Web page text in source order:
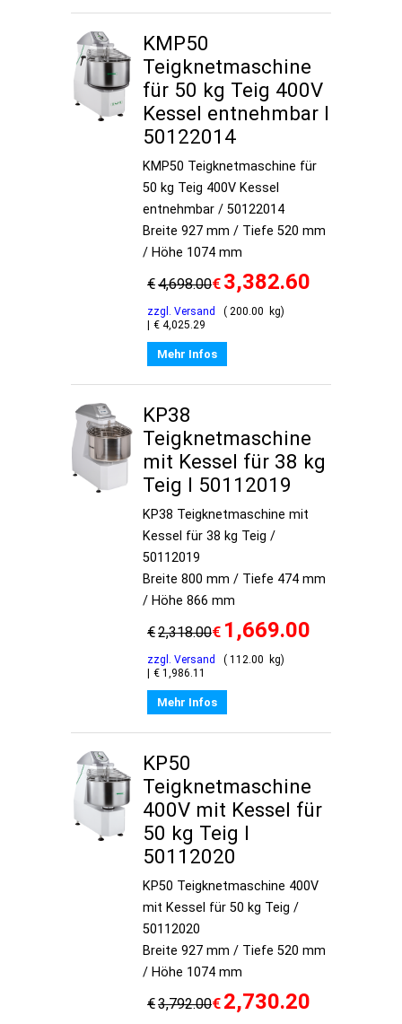
KMP50
Teigknetmaschine
für 50 kg Teig 400V
Kessel entnehmbar I
50122014
KMP50 Teigknetmaschine für
50 kg Teig 400V Kessel
entnehmbar / 50122014
Breite 927 mm / Tiefe 520 mm
/ Höhe 1074 mm
€4,698.00€ 3,382.60
zzgl. Versand 200.00
kg
€ 4,025.29
Mehr Infos
KP38
Teigknetmaschine
mit Kessel für 38 kg
Teig I 50112019
KP38 Teigknetmaschine mit
Kessel für 38 kg Teig /
50112019
Breite 800 mm / Tiefe 474 mm
/ Höhe 866 mm
€2,318.00€ 1,669.00
zzgl. Versand 112.00
kg
€ 1,986.11
Mehr Infos
KP50
Teigknetmaschine
400V mit Kessel für
50 kg Teig I
50112020
KP50 Teigknetmaschine 400V
mit Kessel für 50 kg Teig /
50112020
Breite 927 mm / Tiefe 520 mm
/ Höhe 1074 mm
€3,792.00€ 2,730.20